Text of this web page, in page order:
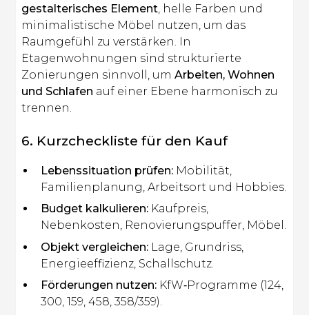
gestalterisches Element, helle Farben und
minimalistische Möbel nutzen, um das
Raumgefühl zu verstärken. In
Etagenwohnungen sind strukturierte
Zonierungen sinnvoll, umArbeiten, Wohnen
und Schlafen auf einer Ebene harmonisch zu
trennen.
6. Kurzcheckliste für den Kauf
Lebenssituation prüfen: Mobilität,
Familienplanung, Arbeitsort und Hobbies.
Budget kalkulieren: Kaufpreis,
Nebenkosten, Renovierungspuffer, Möbel.
Objekt vergleichen: Lage, Grundriss,
Energieeffizienz, Schallschutz.
Förderungen nutzen: KfW‑Programme (124,
300, 159, 458, 358/359).